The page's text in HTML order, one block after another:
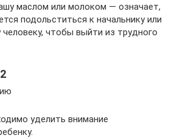
маслом или молоком — означает,
подольститься к начальнику или
человеку, чтобы выйти из трудного
уделить внимание